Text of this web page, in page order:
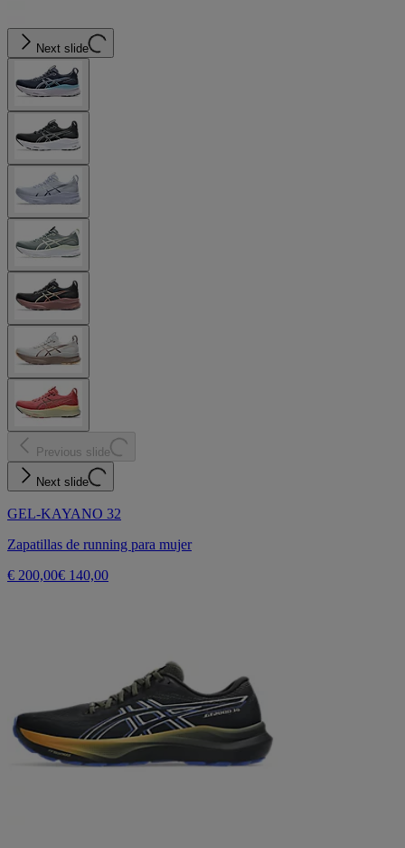
Next slide
Previous slide
Next slide
GEL-KAYANO 32
Zapatillas de running para mujer
€ 200,00€ 140,00